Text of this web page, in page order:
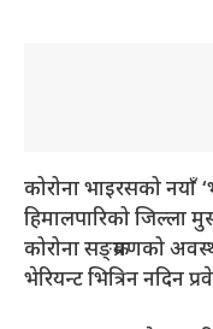
कोरोना भाइरसको नयाँ
हिमालपारिको जिल्ला
कोरोना सङ्क्रमणको
भेरियन्ट भित्रिन नदिन